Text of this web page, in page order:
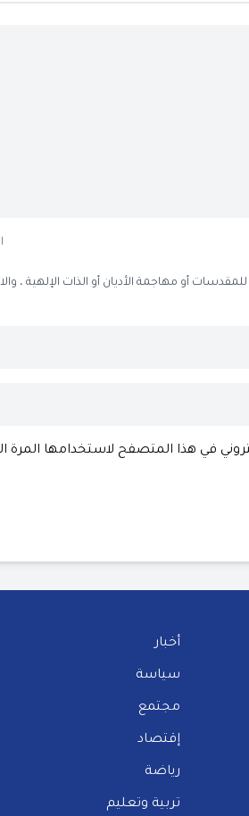
أو مهاجمة الأديان أو الذات الإلهية ،
في هذا المتصفح لاستخدامها المرة
أخبار
سياسة
مجتمع
إقتصاد
رياضة
تربية وتعليم